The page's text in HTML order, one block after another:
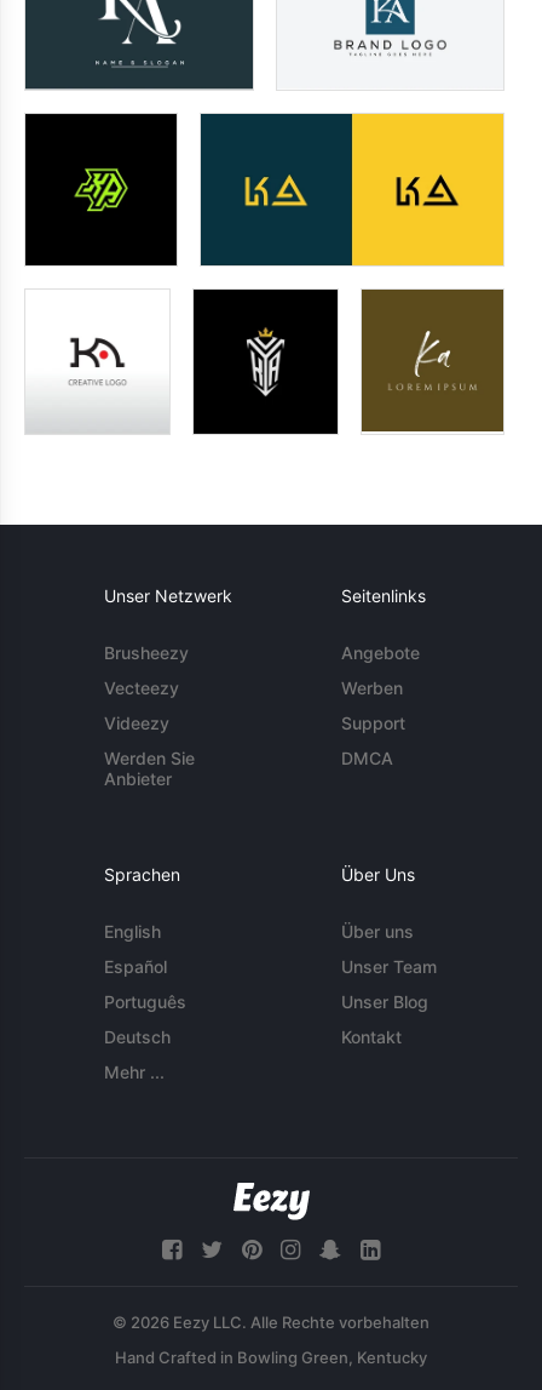
Unser Netzwerk
Brusheezy
Vecteezy
Videezy
Werden Sie
Anbieter
Seitenlinks
Angebote
Werben
Support
DMCA
Sprachen
English
Español
Português
Deutsch
Mehr ...
Über Uns
Über uns
Unser Team
Unser Blog
Kontakt
© 2026 Eezy LLC. Alle Rechte vorbehalten